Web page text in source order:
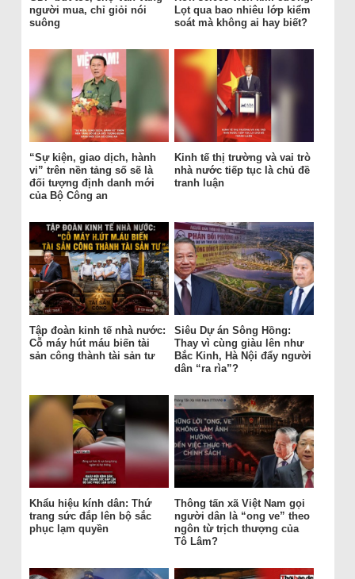
người mua, chỉ giỏi nói
suông
Lọt qua bao nhiêu lớp kiểm
soát mà không ai hay biết?
“Sự kiện, giao dịch, hành
vi” trên nền tảng số sẽ là
đối tượng định danh mới
của Bộ Công an
Kinh tế thị trường và vai trò
nhà nước tiếp tục là chủ đề
tranh luận
Tập đoàn kinh tế nhà nước:
Cỗ máy hút máu biến tài
sản công thành tài sản tư
Siêu Dự án Sông Hồng:
Thay vì cùng giàu lên như
Bắc Kinh, Hà Nội đẩy người
dân “ra rìa”?
Khẩu hiệu kính dân: Thứ
trang sức đắp lên bộ sắc
phục lạm quyền
Thông tấn xã Việt Nam gọi
người dân là “ong ve” theo
ngôn từ trịch thượng của
Tô Lâm?